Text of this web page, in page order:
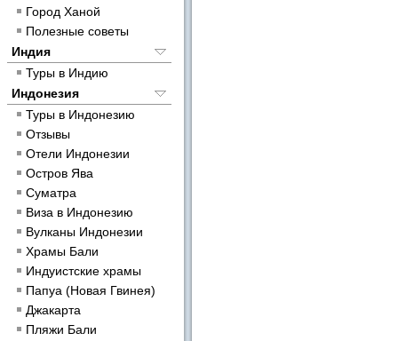
Город Ханой
Полезные советы
Индия
Туры в Индию
Индонезия
Туры в Индонезию
Отзывы
Отели Индонезии
Остров Ява
Суматра
Виза в Индонезию
Вулканы Индонезии
Храмы Бали
Индуистские храмы
Папуа (Новая Гвинея)
Джакарта
Пляжи Бали